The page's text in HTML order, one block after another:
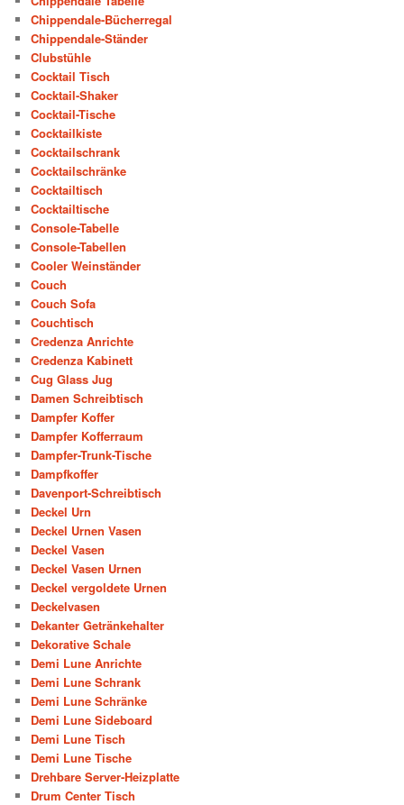
Chippendale-Bücherregal
Chippendale-Ständer
Clubstühle
Cocktail Tisch
Cocktail-Shaker
Cocktail-Tische
Cocktailkiste
Cocktailschrank
Cocktailschränke
Cocktailtisch
Cocktailtische
Console-Tabelle
Console-Tabellen
Cooler Weinständer
Couch
Couch Sofa
Couchtisch
Credenza Anrichte
Credenza Kabinett
Cug Glass Jug
Damen Schreibtisch
Dampfer Koffer
Dampfer Kofferraum
Dampfer-Trunk-Tische
Dampfkoffer
Davenport-Schreibtisch
Deckel Urn
Deckel Urnen Vasen
Deckel Vasen
Deckel Vasen Urnen
Deckel vergoldete Urnen
Deckelvasen
Dekanter Getränkehalter
Dekorative Schale
Demi Lune Anrichte
Demi Lune Schrank
Demi Lune Schränke
Demi Lune Sideboard
Demi Lune Tisch
Demi Lune Tische
Drehbare Server-Heizplatte
Drum Center Tisch